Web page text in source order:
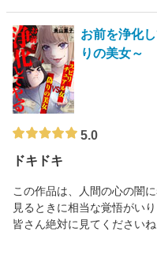
お前を浄化
りの美女～
5.0
ドキドキ
この作品は、人間の心の闇
見るときに相当な覚悟がいり
皆さん絶対に見てくださいね